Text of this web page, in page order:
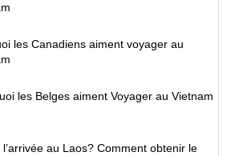
les Canadiens aiment voyager au
les Belges aiment Voyager au Vietnam
l’arrivée au Laos? Comment obtenir le